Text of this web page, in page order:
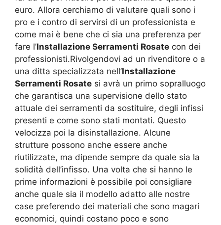
euro. Allora cerchiamo di valutare quali sono i
pro e i contro di servirsi di un professionista e
come mai è bene che ci sia una preferenza per
fare l’Installazione Serramenti Rosate con dei
professionisti.Rivolgendovi ad un rivenditore o a
una ditta specializzata nell’Installazione
Serramenti Rosate si avrà un primo sopralluogo
che garantisca una supervisione dello stato
attuale dei serramenti da sostituire, degli infissi
presenti e come sono stati montati. Questo
velocizza poi la disinstallazione. Alcune
strutture possono anche essere anche
riutilizzate, ma dipende sempre da quale sia la
solidità dell’infisso. Una volta che si hanno le
prime informazioni è possibile poi consigliare
anche quale sia il modello adatto alle nostre
case preferendo dei materiali che sono magari
economici, quindi costano poco e sono